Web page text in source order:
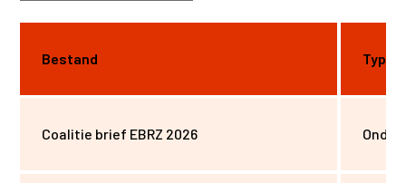
Bestand Type
Coalitie brief EBRZ 2026